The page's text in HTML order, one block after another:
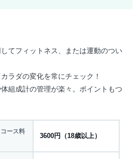
てフィットネス、または運動のつい
ラダの変化を常にチェック！
組成計の管理が楽々。ポイントもつ
ース料
3600円（18歳以上）